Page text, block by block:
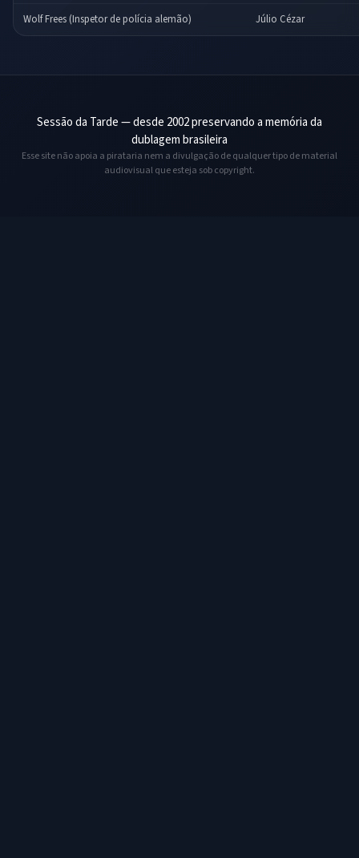
Wolf Frees (Inspetor de polícia alemão) Júlio Cézar
Sessão da Tarde — desde 2002 preservando a memória da
dublagem brasileira
Esse site não apoia a pirataria nem a divulgação de qualquer tipo de material
audiovisual que esteja sob copyright.